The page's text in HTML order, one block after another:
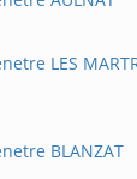
LES
BLANZAT